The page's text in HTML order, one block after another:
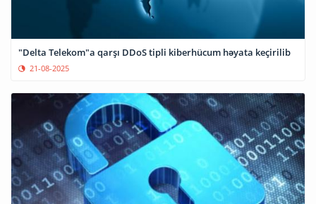
"Delta Telekom"a qarşı DDoS tipli kiberhücum həyata keçirilib
21-08-2025